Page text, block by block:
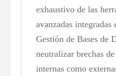
exhaustivo de las
avanzadas integradas
Gestión de Bases de
neutralizar brechas
internas como